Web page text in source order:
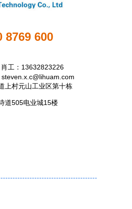
8769 600
工：13632823226
上村元山工业区第十栋
道505电业城15楼